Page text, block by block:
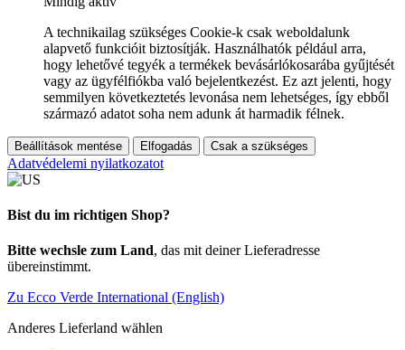
A technikailag szükséges Cookie-k csak weboldalunk
alapvető funkcióit biztosítják. Használhatók például arra,
hogy lehetővé tegyék a termékek bevásárlókosarába gyűjtését
vagy az ügyfélfiókba való bejelentkezést. Ez azt jelenti, hogy
semmilyen következtetés levonása nem lehetséges, így ebből
származó adatot soha nem adunk át harmadik félnek.
Beállítások mentése Elfogadás Csak a szükséges
Adatvédelemi nyilatkozatot
Bist du im richtigen Shop?
Bitte wechsle zum Land, das mit deiner Lieferadresse
übereinstimmt.
Zu Ecco Verde International (English)
Anderes Lieferland wählen